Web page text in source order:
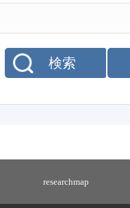
検索
researchmap